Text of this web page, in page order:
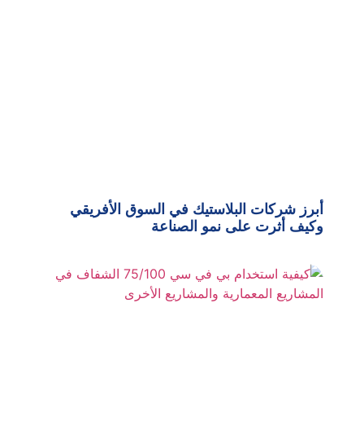
أبرز شركات البلاستيك في السوق الأفريقي
وكيف أثرت على نمو الصناعة